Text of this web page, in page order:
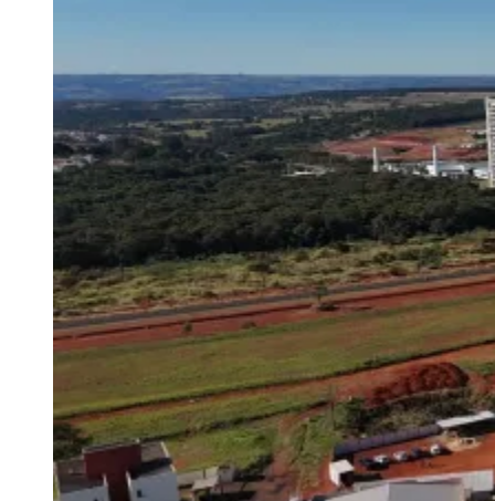
do Bom JesusRecanto PhrynéaSantana de
ParnaíbaSilveiraTamboréVale do SolVila BarrosVila Boa VistaVila
Vila Engenho NovoVila MárciaVila Nossa Sra. da
EscadaVila PortoVotupoca
Para Sua Empresa
Anuncie no Portal
Guia de Empresas
Divulgar Vagas
Novo
Publicidade Legal
Negócios Regionais
Turismo
Segurança Regional
Hospitais Estaduais
Cidades da Região
Santana de ParnaíbaOsascoCarapicuíba JandiraItapeviCotiaPirapora
do Bom JesusAraçariguama CajamarCaieiras Franco da
RochaFrancisco MoratoTaboão da SerraEmbu das ArtesSão Roque
Para Sua Empresa